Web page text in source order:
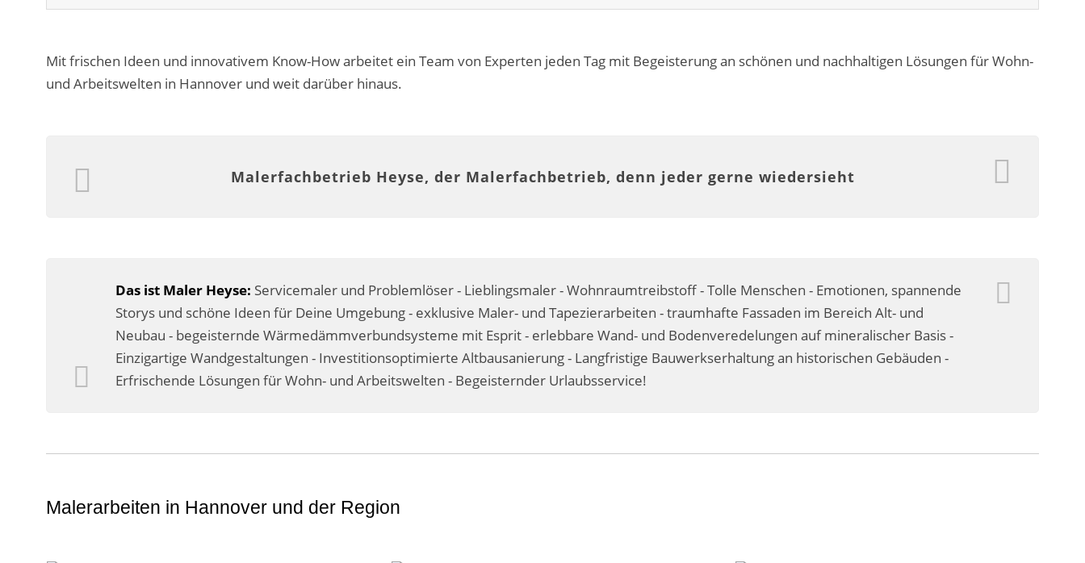
Mit frischen Ideen und innovativem Know-How arbeitet ein Team von Experten jeden Tag mit Begeisterung an schönen und nachhaltigen Lösungen für Wohn-
und Arbeitswelten in Hannover und weit darüber hinaus.
Malerfachbetrieb Heyse, der Malerfachbetrieb, denn jeder gerne wiedersieht
Das ist Maler Heyse: Servicemaler und Problemlöser - Lieblingsmaler - Wohnraumtreibstoff - Tolle Menschen - Emotionen, spannende
Storys und schöne Ideen für Deine Umgebung - exklusive Maler- und Tapezierarbeiten - traumhafte Fassaden im Bereich Alt- und
Neubau - begeisternde Wärmedämmverbundsysteme mit Esprit - erlebbare Wand- und Bodenveredelungen auf mineralischer Basis -
Einzigartige Wandgestaltungen - Investitionsoptimierte Altbausanierung - Langfristige Bauwerkserhaltung an historischen Gebäuden -
Erfrischende Lösungen für Wohn- und Arbeitswelten - Begeisternder Urlaubsservice!
Malerarbeiten in Hannover und der Region